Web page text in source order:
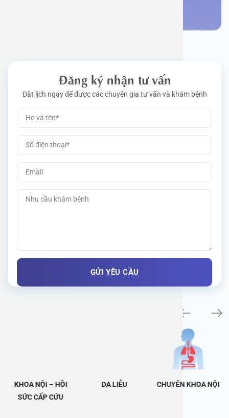
Đăng ký nhận tư vấn
Đặt lịch ngay để được các chuyên gia tư vấn và khám bệnh
KHOA NỘI – HỒI
SỨC CẤP CỨU
DA LIỄU CHUYÊN KHOA NỘI